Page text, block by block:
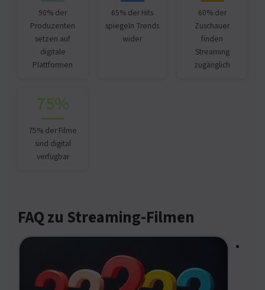
90% der
Produzenten
setzen auf
digitale
Plattformen
65% der Hits
spiegeln Trends
wider
60% der
Zuschauer
finden
Streaming
zugänglich
75%
75% der Filme
sind digital
verfügbar
FAQ zu Streaming-Filmen
•